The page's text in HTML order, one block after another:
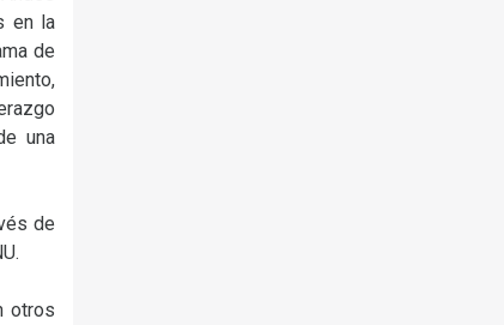
en la
de
una
de
otros